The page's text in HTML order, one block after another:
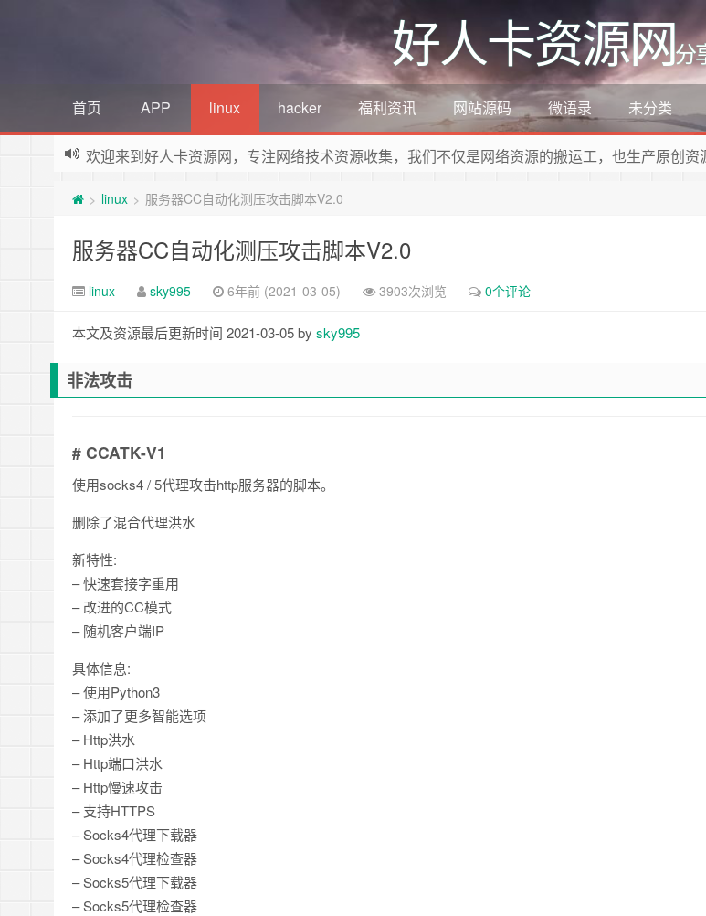
好人卡资源网分
首页 APP linux hacker 福利资讯 网站源码 微语录 未分类
欢迎来到好人卡资源网，专注网络技术资源收集，我们不仅是网络资源的搬运工，也生产原创
> linux > 服务器CC自动化测压攻击脚本V2.0
服务器CC自动化测压攻击脚本V2.0
linux sky995 6年前 (2021-03-05) 3903次浏览 0个评论
本文及资源最后更新时间 2021-03-05 by sky995
非法攻击
# CCATK-V1
使用socks4 / 5代理攻击http服务器的脚本。
删除了混合代理洪水
新特性:
– 快速套接字重用
– 改进的CC模式
– 随机客户端IP
具体信息:
– 使用Python3
– 添加了更多智能选项
– Http洪水
– Http端口洪水
– Http慢速攻击
– 支持HTTPS
– Socks4代理下载器
– Socks4代理检查器
– Socks5代理下载器
– Socks5代理检查器